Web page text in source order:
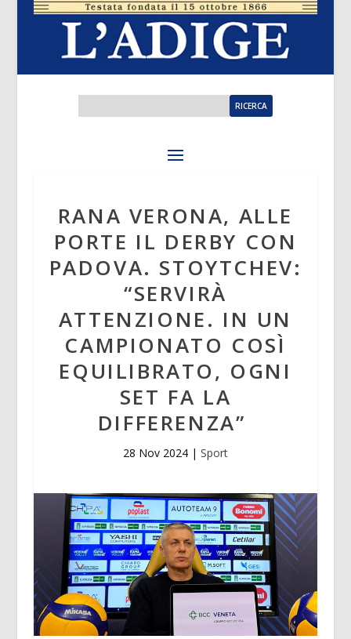
RANA VERONA, ALLE
PORTE IL DERBY CON
PADOVA. STOYTCHEV:
“SERVIRÀ
ATTENZIONE. IN UN
CAMPIONATO COSÌ
EQUILIBRATO, OGNI
SET FA LA
DIFFERENZA”
28 Nov 2024| Sport